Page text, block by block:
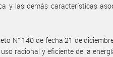
y las demás características
N° 140 de fecha 21 de
racional y eficiente de la